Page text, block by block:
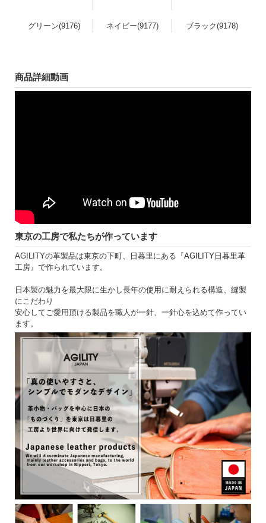
グリーン(9176) ネイビー(9177) ブラック(9178)
商品詳細動画
東京の工房で私たちが作っています
AGILITYの革製品は東京の下町、日暮里にある『AGILITY日暮里革
工房 』で作られています。
日本製の魅力を最大限に生かし長年の使用に耐えられる構造、縫製
にこだわり
安心してご愛用頂ける製品を職人が一針、一針心を込めて作ってい
ます。